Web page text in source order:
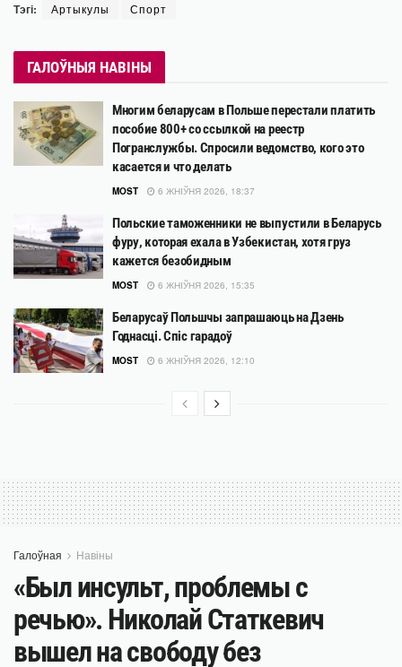
Тэгі: Артыкулы Спорт
ГАЛОЎНЫЯ НАВІНЫ
Многим беларусам в Польше перестали платить
пособие 800+ со ссылкой на реестр
Погранслужбы. Спросили ведомство, кого это
касается и что делать
MOST 6 ЖНІЎНЯ 2026, 18:37
Польские таможенники не выпустили в Беларусь
фуру, которая ехала в Узбекистан, хотя груз
кажется безобидным
MOST 6 ЖНІЎНЯ 2026, 15:35
Беларусаў Польшчы запрашаюць на Дзень
Годнасці. Спіс гарадоў
MOST 6 ЖНІЎНЯ 2026, 12:10
Галоўная Навіны
«Был инсульт, проблемы с
речью». Николай Статкевич
вышел на свободу без